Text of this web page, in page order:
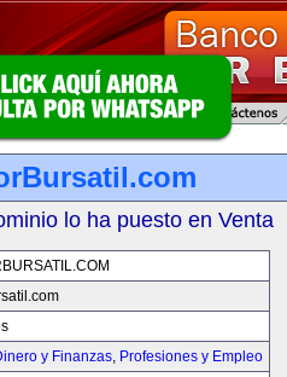
lo ha puesto en Venta
y Finanzas, Profesiones y Empleo